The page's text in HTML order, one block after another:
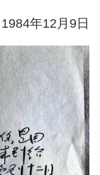
1984年12月9日